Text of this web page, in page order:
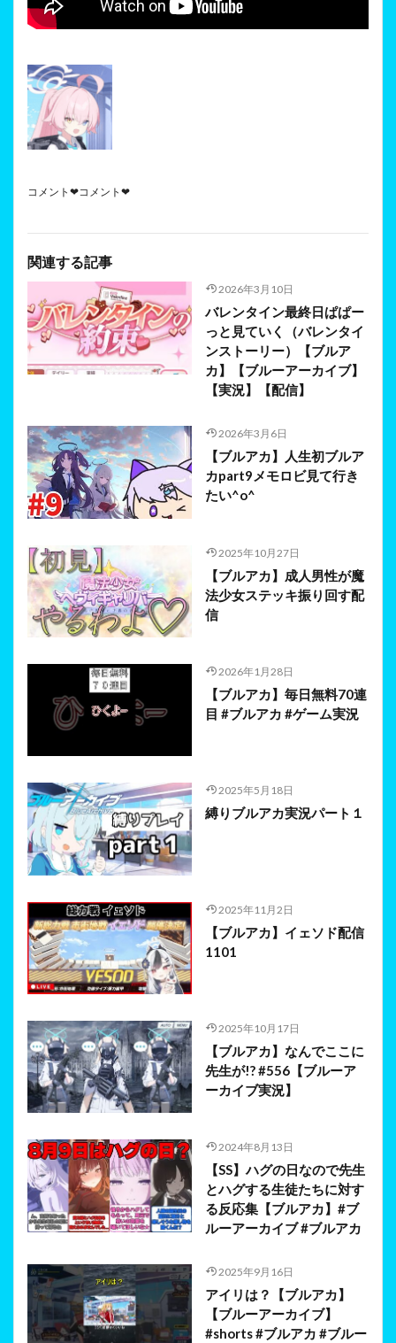
コメント❤コメント❤
関連する記事
2026年3月10日
バレンタイン最終日ぱぱー
っと見ていく（バレンタイ
ンストーリー）【ブルア
カ】【ブルーアーカイブ】
【実況】【配信】
2026年3月6日
【ブルアカ】人生初ブルア
カpart9メモロビ見て行き
たい^o^
2025年10月27日
【ブルアカ】成人男性が魔
法少女ステッキ振り回す配
信
2026年1月28日
【ブルアカ】毎日無料70連
目 #ブルアカ #ゲーム実況
2025年5月18日
縛りブルアカ実況パート１
2025年11月2日
【ブルアカ】イェソド配信
1101
2025年10月17日
【ブルアカ】なんでここに
先生が!? #556【ブルーア
ーカイブ実況】
2024年8月13日
【SS】ハグの日なので先生
とハグする生徒たちに対す
る反応集【ブルアカ】#ブ
ルーアーカイブ #ブルアカ
2025年9月16日
アイリは？【ブルアカ】
【ブルーアーカイブ】
#shorts #ブルアカ #ブルー